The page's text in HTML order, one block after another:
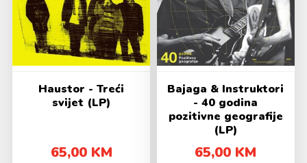
Haustor - Treći
svijet (LP)
65,00 KM
Bajaga & Instruktori
- 40 godina
pozitivne geografije
(LP)
65,00 KM